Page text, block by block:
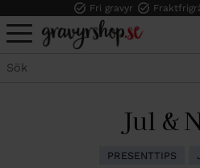
Meny
Fri gravyr
Jul &
PRESENTTIPS